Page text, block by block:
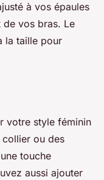
à vos épaules
de vos bras. Le
la taille pour
votre style féminin
ou des
touche
aussi ajouter